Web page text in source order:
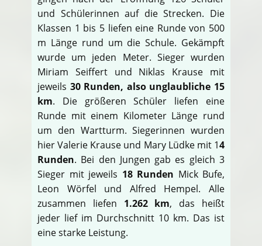
und Schülerinnen auf die Strecken. Die
Klassen 1 bis 5 liefen eine Runde von 500
m Länge rund um die Schule. Gekämpft
wurde um jeden Meter. Sieger wurden
Miriam Seiffert und Niklas Krause mit
jeweils 30 Runden, also unglaubliche 15
km. Die größeren Schüler liefen eine
Runde mit einem Kilometer Länge rund
um den Wartturm. Siegerinnen wurden
hier Valerie Krause und Mary Lüdke mit 14
Runden. Bei den Jungen gab es gleich 3
Sieger mit jeweils 18 Runden Mick Bufe,
Leon Wörfel und Alfred Hempel. Alle
zusammen liefen 1.262 km, das heißt
jeder lief im Durchschnitt 10 km. Das ist
eine starke Leistung.